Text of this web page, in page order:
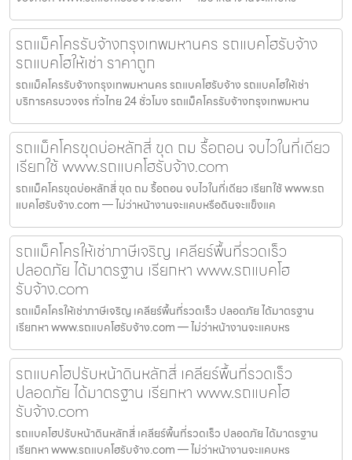
รถแม็คโครรับจ้างกรุงเทพมหานคร รถแบคโฮรับจ้าง
รถแบคโฮให้เช่า ราคาถูก
รถแม็คโครรับจ้างกรุงเทพมหานคร รถแบคโฮรับจ้าง รถแบคโฮให้เช่า
บริการครบวงจร ทั่วไทย 24 ชั่วโมง รถแม็คโครรับจ้างกรุงเทพมหาน
รถแม็คโครขุดบ่อหลักสี่ ขุด ถม รื้อถอน จบไวในที่เดียว
เรียกใช้ www.รถแบคโฮรับจ้าง.com
รถแม็คโครขุดบ่อหลักสี่ ขุด ถม รื้อถอน จบไวในที่เดียว เรียกใช้ www.รถ
แบคโฮรับจ้าง.com — ไม่ว่าหน้างานจะแคบหรือดินจะแข็งแค
รถแม็คโครให้เช่าภาษีเจริญ เคลียร์พื้นที่รวดเร็ว
ปลอดภัย ได้มาตรฐาน เรียกหา www.รถแบคโฮ
รับจ้าง.com
รถแม็คโครให้เช่าภาษีเจริญ เคลียร์พื้นที่รวดเร็ว ปลอดภัย ได้มาตรฐาน
เรียกหา www.รถแบคโฮรับจ้าง.com — ไม่ว่าหน้างานจะแคบหร
รถแบคโฮปรับหน้าดินหลักสี่ เคลียร์พื้นที่รวดเร็ว
ปลอดภัย ได้มาตรฐาน เรียกหา www.รถแบคโฮ
รับจ้าง.com
รถแบคโฮปรับหน้าดินหลักสี่ เคลียร์พื้นที่รวดเร็ว ปลอดภัย ได้มาตรฐาน
เรียกหา www.รถแบคโฮรับจ้าง.com — ไม่ว่าหน้างานจะแคบหร